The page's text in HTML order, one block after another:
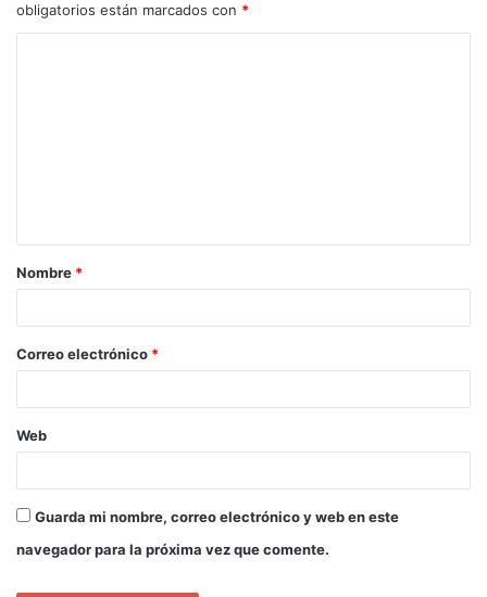
obligatorios están marcados con *
Nombre *
Correo electrónico *
Web
Guarda mi nombre, correo electrónico y web en este
navegador para la próxima vez que comente.